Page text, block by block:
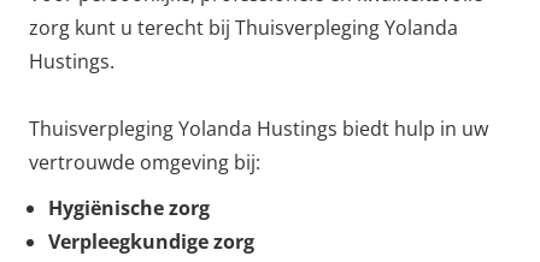
zorg kunt u terecht bij Thuisverpleging Yolanda
Hustings.
Thuisverpleging Yolanda Hustings biedt hulp in uw
vertrouwde omgeving bij:
Hygiënische zorg
Verpleegkundige zorg